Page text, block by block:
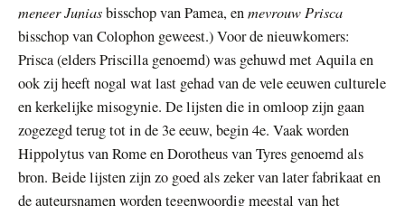
meneer Juniasbisschop van Pamea, enmevrouw Prisca
bisschop van Colophon geweest.) Voor de nieuwkomers:
Prisca (elders Priscilla genoemd) was gehuwd met Aquila en
ook zij heeft nogal wat last gehad van de vele eeuwen culturele
en kerkelijke misogynie. De lijsten die in omloop zijn gaan
zogezegd terug tot in de 3e eeuw, begin 4e. Vaak worden
Hippolytus van Rome en Dorotheus van Tyres genoemd als
bron. Beide lijsten zijn zo goed als zeker van later fabrikaat en
de auteursnamen worden tegenwoordig meestal van het